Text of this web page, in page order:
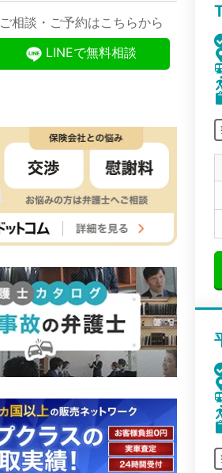
ご相談・ご予約はこちらから
LINEで無料相談